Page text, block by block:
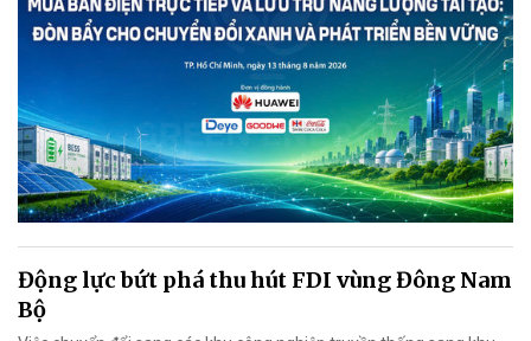
Động lực bứt phá thu hút FDI vùng Đông Nam
Bộ